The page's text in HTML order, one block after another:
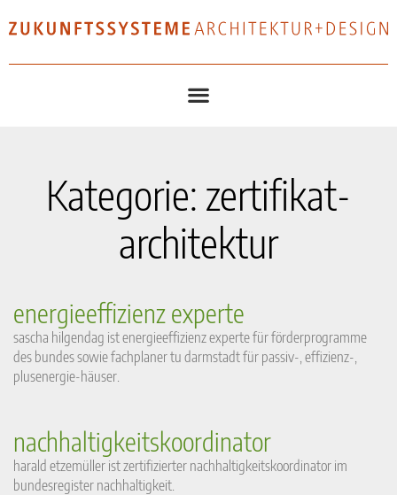
Kategorie: zertifikat-
architektur
energieeffizienz experte
sascha hilgendag ist energieeffizienz experte für förderprogramme
des bundes sowie fachplaner tu darmstadt für passiv-, effizienz-,
plusenergie-häuser.
nachhaltigkeitskoordinator
harald etzemüller ist zertifizierter nachhaltigkeitskoordinator im
bundesregister nachhaltigkeit.